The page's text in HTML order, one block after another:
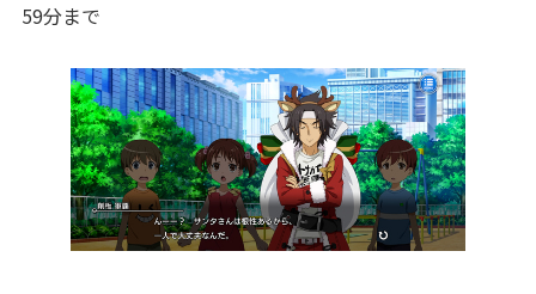
59分まで